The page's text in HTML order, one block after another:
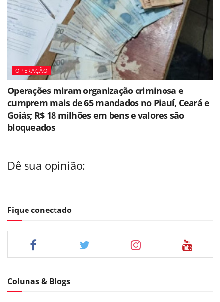
OPERAÇÃO
Operações miram organização criminosa e
cumprem mais de 65 mandados no Piauí, Ceará e
Goiás; R$ 18 milhões em bens e valores são
bloqueados
Dê sua opinião:
Fique conectado
Colunas & Blogs